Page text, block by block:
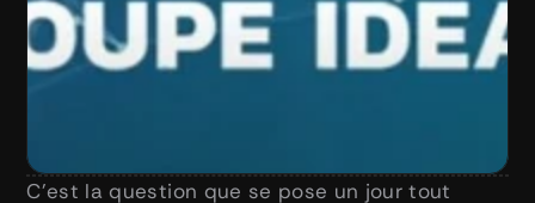
C’est la question que se pose un jour tout